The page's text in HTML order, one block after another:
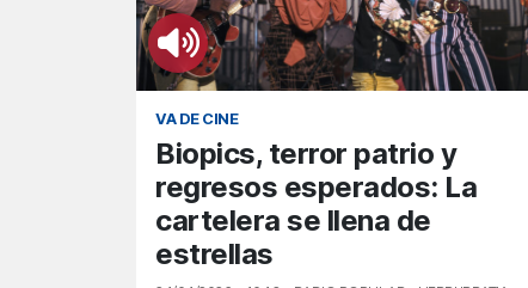
VA DE CINE
Biopics, terror patrio y
regresos esperados: La
cartelera se llena de
estrellas